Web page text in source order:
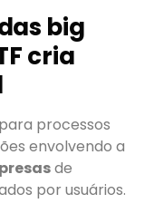
big
cria
processos
envolvendo a
de
por usuários.